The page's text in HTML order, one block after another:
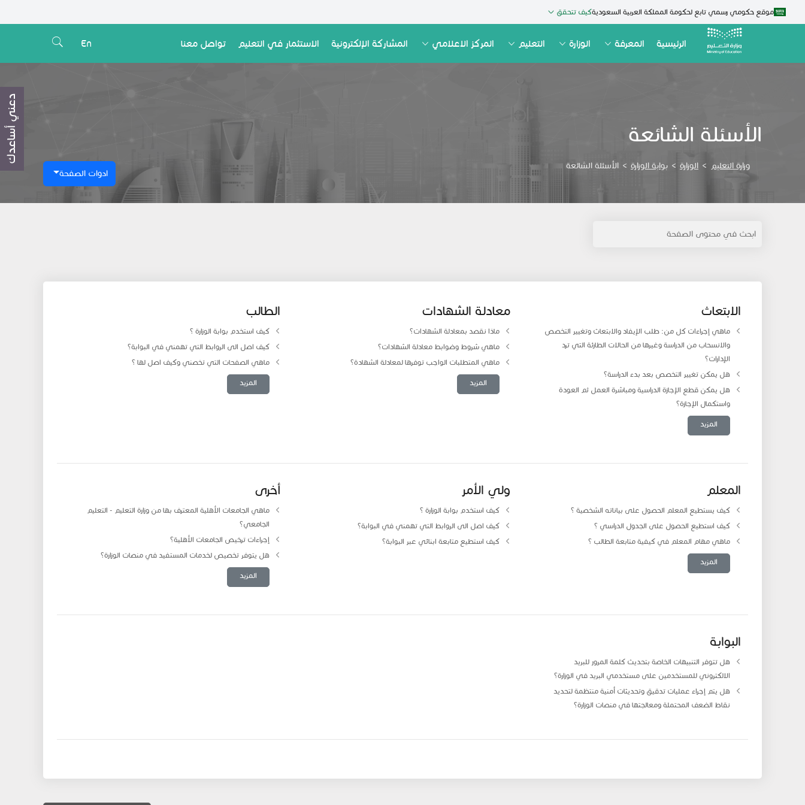
موقع حكومي رسمي تابع لحكومة المملكة العربية السعوديةكيف تتحقق
الرئيسية المعرفة الوزارة التعليم المركز الاعلامي المشاركة الإلكترونية الاستثمار في التعليم تواصل معنا En
الأسئلة الشائعة
وزارة التعليم > الوزارة > بوابة الوزارة > الأسئلة الشائعة
ادوات الصفحة
الابتعاث
ماهي إجراءات كل من: طلب الإيفاد والابتعاث وتغيير التخصص
والانسحاب من الدراسة وغيرها من الحالات الطارئة التي ترد
الإدارات؟
هل يمكن تغيير التخصص بعد بدء الدراسة؟
هل يمكن قطع الإجازة الدراسية ومباشرة العمل ثم العودة
واستكمال الإجازة؟
المزيد
معادلة الشهادات
ماذا نقصد بمعادلة الشهادات؟
ماهي شروط وضوابط معادلة الشهادات؟
ماهي المتطلبات الواجب توفرها لمعادلة الشهادة؟
المزيد
الطالب
كيف استخدم بوابة الوزارة ؟
كيف اصل الى الروابط التي تهمني في البوابة؟
ماهي الصفحات التي تخصني وكيف اصل لها ؟
المزيد
المعلم
كيف يستطيع المعلم الحصول على بياناته الشخصية ؟
كيف استطيع الحصول على الجدول الدراسي ؟
ماهي مهام المعلم في كيفية متابعة الطالب ؟
المزيد
ولي الأمر
كيف استخدم بوابة الوزارة ؟
كيف اصل الى الروابط التي تهمني في البوابة؟
كيف استطيع متابعة ابنائي عبر البوابة؟
أخرى
ماهي الجامعات الأهلية المعترف بها من و​زارة التعليم - التعليم
الجامعي؟
إجراءات ترخيص الجامعات الأهلية؟
هل يتوفر تخصيص لخدمات المستفيد في منصات الوزارة؟
المزيد
البوابة
هل تتوفر التنبيهات الخاصة بتحديث كلمة المرور للبريد
الالكتروني للمستخدمين على مستخدمي البريد في الوزارة؟
هل يتم إجراء عمليات تدقيق وتحديثات أمنية منتظمة لتحديد
نقاط الضعف المحتملة ومعالجتها في منصات الوزارة؟
دعني أساعدك